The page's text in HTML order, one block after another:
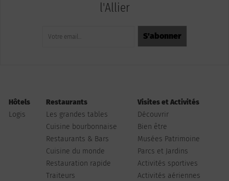
l'Allier
Hôtels
Logis
Restaurants
Les grandes tables
Cuisine bourbonnaise
Restaurants & Bars
Cuisine du monde
Restauration rapide
Traiteurs
Visites et Activités
Découvrir
Bien être
Musées Patrimoine
Parcs et Jardins
Activités sportives
Activités aériennes